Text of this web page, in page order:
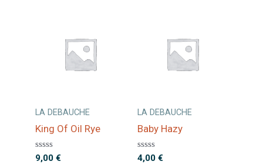
LA DEBAUCHE
King Of Oil Rye
Note
9,00 €
LA DEBAUCHE
Baby Hazy
Note
4,00 €